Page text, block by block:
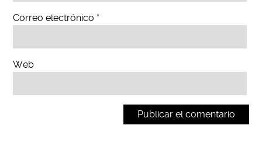
Correo electrónico *
Web